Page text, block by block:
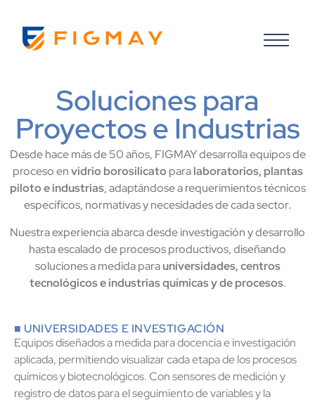
Soluciones para
Proyectos e Industrias
Desde hace más de 50 años, FIGMAY desarrolla equipos de
proceso envidrio borosilicato paralaboratorios, plantas
piloto e industrias, adaptándose a requerimientos técnicos
específicos, normativas y necesidades de cada sector.
Nuestra experiencia abarca desde investigación y desarrollo
hasta escalado de procesos productivos, diseñando
soluciones a medida parauniversidades, centros
tecnológicos e industrias químicas y de procesos.
■ UNIVERSIDADES E INVESTIGACIÓN
Equipos diseñados a medida para docencia e investigación
aplicada, permitiendo visualizar cada etapa de los procesos
químicos y biotecnológicos. Con sensores de medición y
registro de datos para el seguimiento de variables y la